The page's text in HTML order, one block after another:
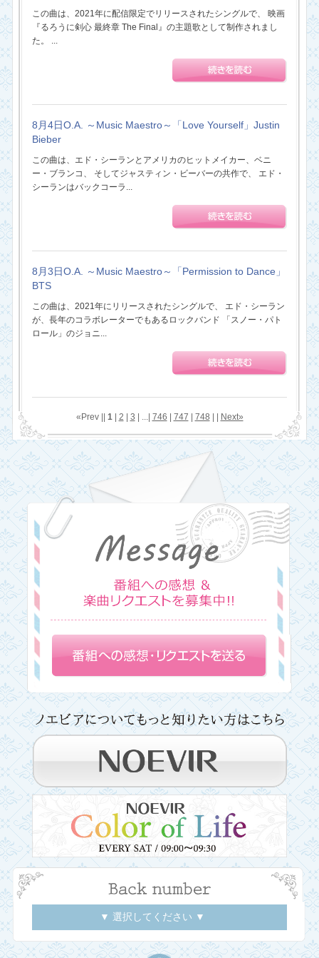
この曲は、2021年に配信限定でリリースされたシングルで、 映画
『るろうに剣心 最終章 The Final』の主題歌として制作されまし
た。 ...
8月4日O.A. ～Music Maestro～「Love Yourself」Justin
Bieber
この曲は、エド・シーランとアメリカのヒットメイカー、ベニ
ー・ブランコ、 そしてジャスティン・ビーバーの共作で、 エド・
シーランはバックコーラ...
8月3日O.A. ～Music Maestro～「Permission to Dance」
BTS
この曲は、2021年にリリースされたシングルで、 エド・シーラン
が、長年のコラボレーターでもあるロックバンド 「スノー・パト
ロール」のジョニ...
«Prev || 1| 2 3 | ...| 746 747 748 Next»